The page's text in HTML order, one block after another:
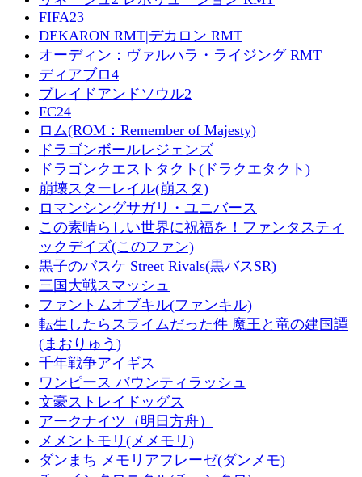
FIFA23
DEKARON RMT|デカロン RMT
オーディン：ヴァルハラ・ライジング RMT
ディアブロ4
ブレイドアンドソウル2
FC24
ロム(ROM：Remember of Majesty)
ドラゴンボールレジェンズ
ドラゴンクエストタクト(ドラクエタクト)
崩壊スターレイル(崩スタ)
ロマンシングサガリ・ユニバース
この素晴らしい世界に祝福を！ファンタスティ
ックデイズ(このファン)
黒子のバスケ Street Rivals(黒バスSR)
三国大戦スマッシュ
ファントムオブキル(ファンキル)
転生したらスライムだった件 魔王と竜の建国譚
(まおりゅう)
千年戦争アイギス
ワンピース バウンティラッシュ
文豪ストレイドッグス
アークナイツ（明日方舟）
メメントモリ(メメモリ)
ダンまち メモリアフレーゼ(ダンメモ)